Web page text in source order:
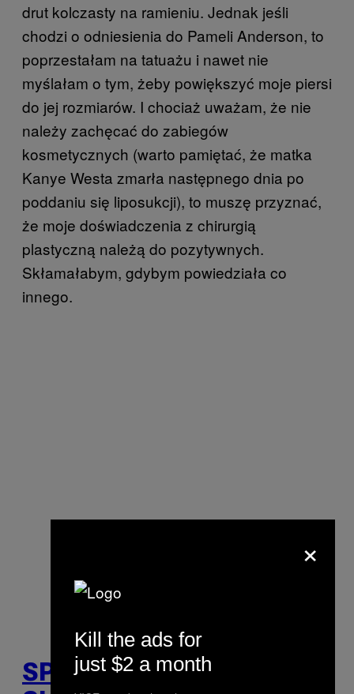
drut kolczasty na ramieniu. Jednak jeśli
chodzi o odniesienia do Pameli Anderson, to
poprzestałam na tatuażu i nawet nie
myślałam o tym, żeby powiększyć moje piersi
do jej rozmiarów. I chociaż uważam, że nie
należy zachęcać do zabiegów
kosmetycznych (warto pamiętać, że matka
Kanye Westa zmarła następnego dnia po
poddaniu się liposukcji), to muszę przyznać,
że moje doświadczenia z chirurgią
plastyczną należą do pozytywnych.
Skłamałabym, gdybym powiedziała co
innego.
SPRAWDZAMY, CO
×
Kill the ads for
just $2 a month